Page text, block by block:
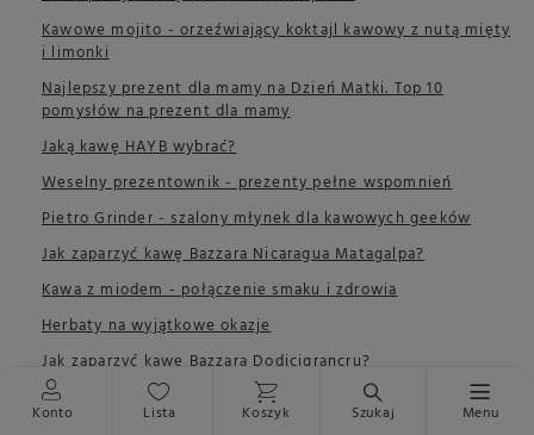
Kawowe mojito - orzeźwiający koktajl kawowy z nutą mięty
i limonki
Najlepszy prezent dla mamy na Dzień Matki. Top 10
pomysłów na prezent dla mamy
Jaką kawę HAYB wybrać?
Weselny prezentownik - prezenty pełne wspomnień
Pietro Grinder - szalony młynek dla kawowych geeków
Jak zaparzyć kawę Bazzara Nicaragua Matagalpa?
Kawa z miodem - połączenie smaku i zdrowia
Herbaty na wyjątkowe okazje
Jak zaparzyć kawę Bazzara Dodicigrancru?
Bubble Tea - od egzotycznej herbaty po światowy fenomen
Konto Lista Koszyk Szukaj Menu